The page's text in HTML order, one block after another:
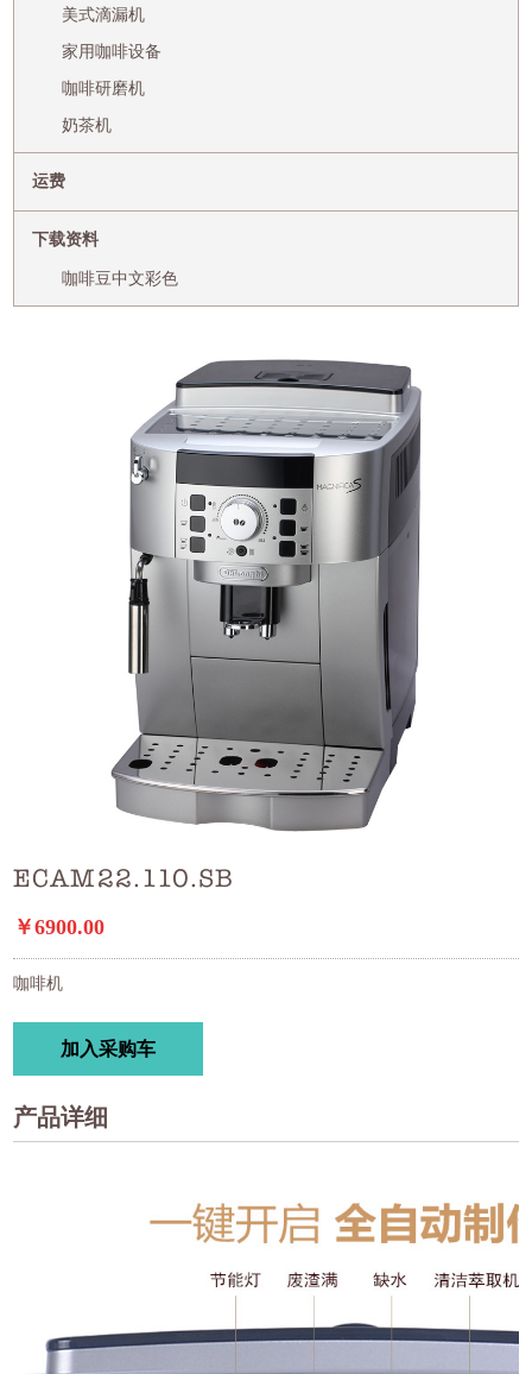
美式滴漏机
家用咖啡设备
咖啡研磨机
奶茶机
运费
下载资料
咖啡豆中文彩色
ECAM22.110.SB
￥6900.00
咖啡机
加入采购车
产品详细